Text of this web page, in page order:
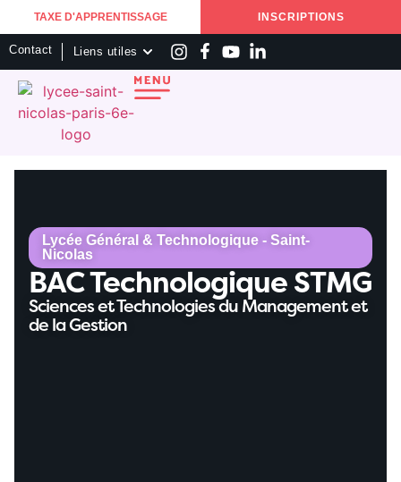
TAXE D'APPRENTISSAGE INSCRIPTIONS
Contact Liens utiles
Lycée Général & Technologique - Saint-
Nicolas
BAC Technologique STMG
Sciences et Technologies du Management et
de la Gestion